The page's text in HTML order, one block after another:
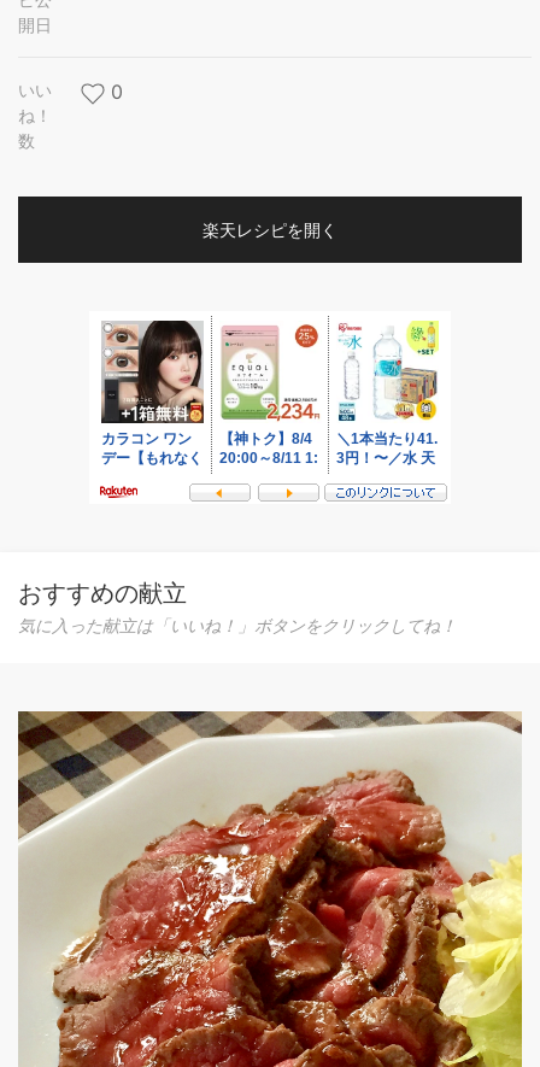
開日
いい
ね！
数
0
楽天レシピを開く
おすすめの献立
気に入った献立は「いいね！」ボタンをクリックしてね！
北海道の味覚！ 三升漬
北海道の郷土料理です。麹が一升、なんばん一升、醤油
升、混ぜ合わせて三升漬。ピリ辛がクセになります！
0